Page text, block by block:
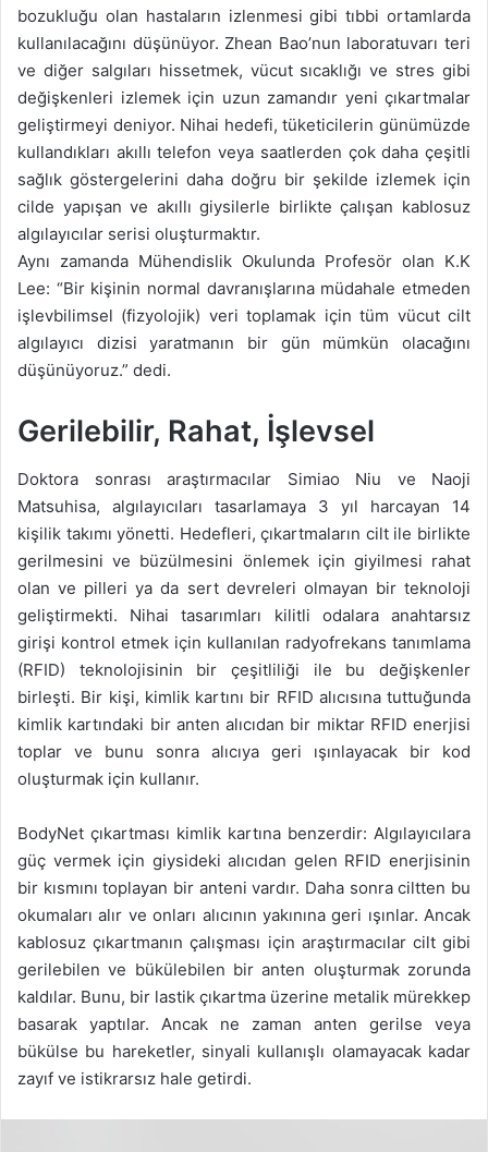
bozukluğu olan hastaların izlenmesi gibi tıbbi ortamlarda
kullanılacağını düşünüyor. Zhean Bao’nun laboratuvarı teri
ve diğer salgıları hissetmek, vücut sıcaklığı ve stres gibi
değişkenleri izlemek için uzun zamandır yeni çıkartmalar
geliştirmeyi deniyor. Nihai hedefi, tüketicilerin günümüzde
kullandıkları akıllı telefon veya saatlerden çok daha çeşitli
sağlık göstergelerini daha doğru bir şekilde izlemek için
cilde yapışan ve akıllı giysilerle birlikte çalışan kablosuz
algılayıcılar serisi oluşturmaktır.
Aynı zamanda Mühendislik Okulunda Profesör olan K.K
Lee: “Bir kişinin normal davranışlarına müdahale etmeden
işlevbilimsel (fizyolojik) veri toplamak için tüm vücut cilt
algılayıcı dizisi yaratmanın bir gün mümkün olacağını
düşünüyoruz.” dedi.
Gerilebilir, Rahat, İşlevsel
Doktora sonrası araştırmacılar Simiao Niu ve Naoji
Matsuhisa, algılayıcıları tasarlamaya 3 yıl harcayan 14
kişilik takımı yönetti. Hedefleri, çıkartmaların cilt ile birlikte
gerilmesini ve büzülmesini önlemek için giyilmesi rahat
olan ve pilleri ya da sert devreleri olmayan bir teknoloji
geliştirmekti. Nihai tasarımları kilitli odalara anahtarsız
girişi kontrol etmek için kullanılan radyofrekans tanımlama
(RFID) teknolojisinin bir çeşitliliği ile bu değişkenler
birleşti. Bir kişi, kimlik kartını bir RFID alıcısına tuttuğunda
kimlik kartındaki bir anten alıcıdan bir miktar RFID enerjisi
toplar ve bunu sonra alıcıya geri ışınlayacak bir kod
oluşturmak için kullanır.
BodyNet çıkartması kimlik kartına benzerdir: Algılayıcılara
güç vermek için giysideki alıcıdan gelen RFID enerjisinin
bir kısmını toplayan bir anteni vardır. Daha sonra ciltten bu
okumaları alır ve onları alıcının yakınına geri ışınlar. Ancak
kablosuz çıkartmanın çalışması için araştırmacılar cilt gibi
gerilebilen ve bükülebilen bir anten oluşturmak zorunda
kaldılar. Bunu, bir lastik çıkartma üzerine metalik mürekkep
basarak yaptılar. Ancak ne zaman anten gerilse veya
bükülse bu hareketler, sinyali kullanışlı olamayacak kadar
zayıf ve istikrarsız hale getirdi.